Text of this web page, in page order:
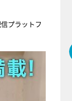
プラットフ
みんぐ』＝LOV